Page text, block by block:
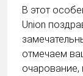
В этот
Union
отмечаем